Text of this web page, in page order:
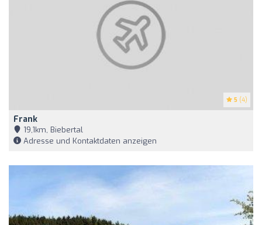
5 (4)
Frank
19,1km, Biebertal
Adresse und Kontaktdaten anzeigen